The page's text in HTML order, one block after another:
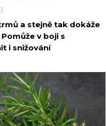
a stejně tak dokáže
v boji s
i snižování